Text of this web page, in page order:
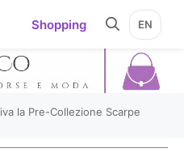
Shopping EN
la Pre-Collezione Scarpe